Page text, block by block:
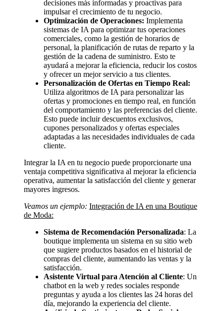
decisiones más informadas y proactivas para
impulsar el crecimiento de tu negocio.
Optimización de Operaciones: Implementa
sistemas de IA para optimizar tus operaciones
comerciales, como la gestión de horarios de
personal, la planificación de rutas de reparto y la
gestión de la cadena de suministro. Esto te
ayudará a mejorar la eficiencia, reducir los costos
y ofrecer un mejor servicio a tus clientes.
Personalización de Ofertas en Tiempo Real:
Utiliza algoritmos de IA para personalizar las
ofertas y promociones en tiempo real, en función
del comportamiento y las preferencias del cliente.
Esto puede incluir descuentos exclusivos,
cupones personalizados y ofertas especiales
adaptadas a las necesidades individuales de cada
cliente.
Integrar la IA en tu negocio puede proporcionarte una
ventaja competitiva significativa al mejorar la eficiencia
operativa, aumentar la satisfacción del cliente y generar
mayores ingresos.
Veamos un ejemplo: Integración de IA en una Boutique
de Moda:
Sistema de Recomendación Personalizada: La
boutique implementa un sistema en su sitio web
que sugiere productos basados en el historial de
compras del cliente, aumentando las ventas y la
satisfacción.
Asistente Virtual para Atención al Cliente: Un
chatbot en la web y redes sociales responde
preguntas y ayuda a los clientes las 24 horas del
día, mejorando la experiencia del cliente.